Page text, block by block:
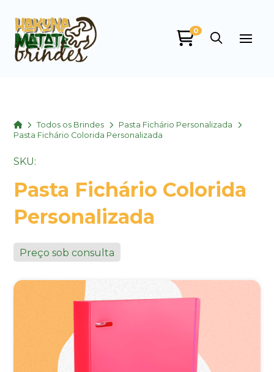
0
HomeTodos os Brindes
Pasta Fichário Personalizada
Pasta Fichário Colorida Personalizada
SKU:
Pasta Fichário Colorida
Personalizada
Preço sob consulta